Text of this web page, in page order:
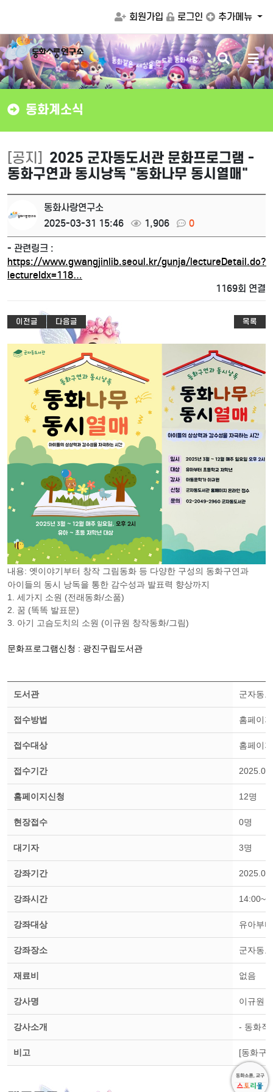
회원가입 로그인 추가메뉴
동화같은 세상을 만드는 동화사랑 검
색
버
튼
메
뉴
버
튼
동화계소식
[공지] 2025 군자동도서관 문화프로그램 -
동화구연과 동시낭독 "동화나무 동시열매"
동화사랑연구소
2025-03-31 15:46
1,906 0
- 관련링크 :
https://www.gwangjinlib.seoul.kr/gunja/lectureDetail.do?
lectureIdx=118…
1169회 연결
이전글 다음글 목록
내용: 옛이야기부터 창작 그림동화 등 다양한 구성의 동화구연과
아이들의 동시 낭독을 통한 감수성과 발표력 향상까지
1. 세가지 소원 (전래동화/소품)
2. 꿈 (똑똑 발표문)
3. 아기 고슴도치의 소원 (이규원 창작동화/그림)
문화프로그램신청 : 광진구립도서관
도서관 군자동
접수방법 홈페이
접수대상 홈페이
접수기간
홈페이지신청 12명
현장접수 0명
대기자 3명
강좌기간
강좌시간
강좌대상 유아부
강좌장소 군자동
재료비 없음
강사명 이규원
강사소개 - 동화작
비고 [동화구